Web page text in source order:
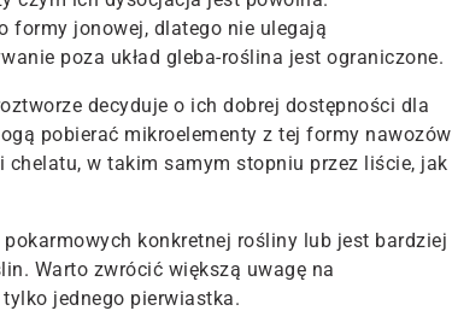
formy jonowej, dlatego nie ulegają
poza układ gleba-roślina jest ograniczone.
decyduje o ich dobrej dostępności dla
pobierać mikroelementy z tej formy nawozów
w takim samym stopniu przez liście, jak
konkretnej rośliny lub jest bardziej
Warto zwrócić większą uwagę na
jednego pierwiastka.